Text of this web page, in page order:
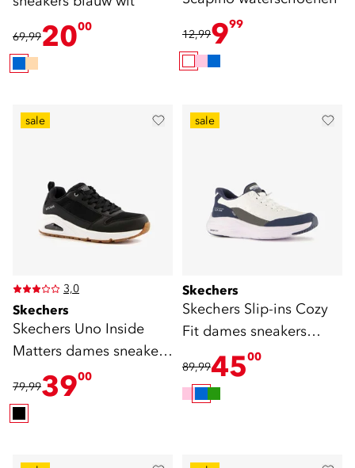
69,992000
12,99999
sale
3,0
Skechers
Skechers Uno Inside
Matters dames sneakers
zwart
79,993900
sale
Skechers
Skechers Slip-ins Cozy
Fit dames sneakers
blauw wit
89,994500